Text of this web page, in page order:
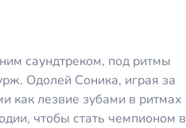
саундтреком, под ритмы
Одолей Соника, играя за
как лезвие зубами в ритмах
чтобы стать чемпионом в